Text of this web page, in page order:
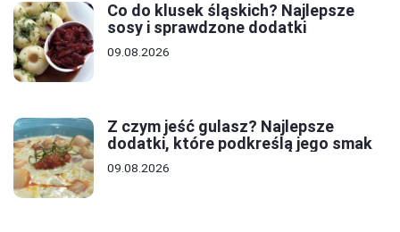
Co do klusek śląskich? Najlepsze
sosy i sprawdzone dodatki
09.08.2026
Z czym jeść gulasz? Najlepsze
dodatki, które podkreślą jego smak
09.08.2026